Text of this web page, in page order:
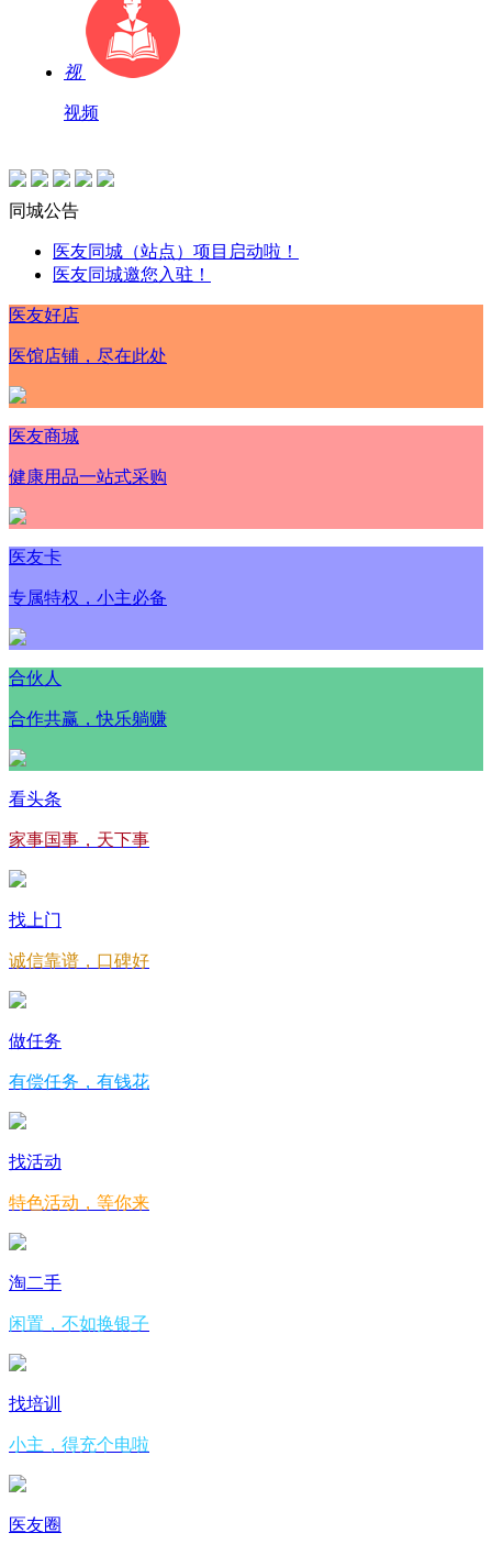
视
视频
同城公告
医友同城（站点）项目启动啦！
医友同城邀您入驻！
医友好店
医馆店铺，尽在此处
医友商城
健康用品一站式采购
医友卡
专属特权，小主必备
合伙人
合作共赢，快乐躺赚
看头条
家事国事，天下事
找上门
诚信靠谱，口碑好
做任务
有偿任务，有钱花
找活动
特色活动，等你来
淘二手
闲置，不如换银子
找培训
小主，得充个电啦
医友圈